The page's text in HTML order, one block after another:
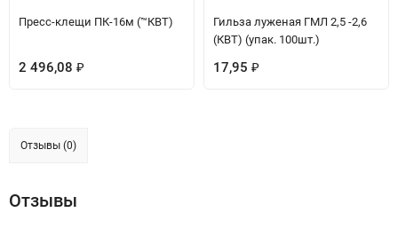
Пресс-клещи ПК-16м (™КВТ)
2 496,08 ₽
Гильза луженая ГМЛ 2,5 -2,6
(КВТ) (упак. 100шт.)
17,95 ₽
Отзывы (0)
Отзывы